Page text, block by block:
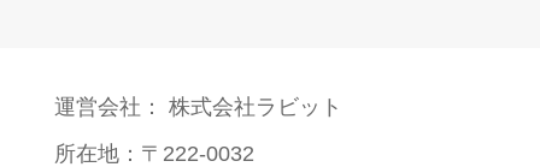
運営会社： 株式会社ラビット
所在地：〒222-0032